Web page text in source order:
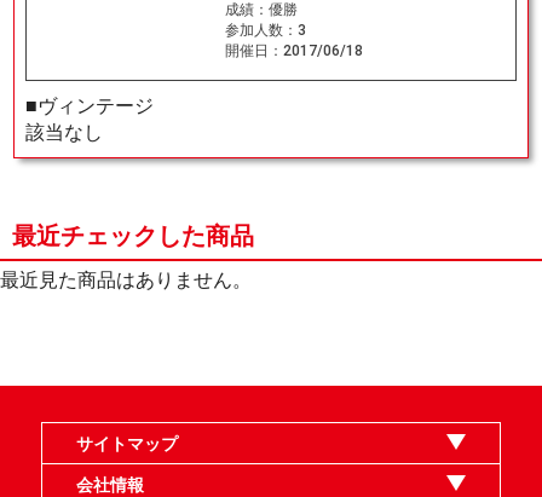
成績： 優勝
参加人数： 3
開催日： 2017/06/18
■ヴィンテージ
該当なし
最近チェックした商品
最近見た商品はありません。
サイトマップ
オンラインショップ
買取
記事
選手一覧
デッキ検索
デッキ構築
イベント・大会
店舗のご案内
お問い合わせ
ヘルプ
FAQ
会社情報